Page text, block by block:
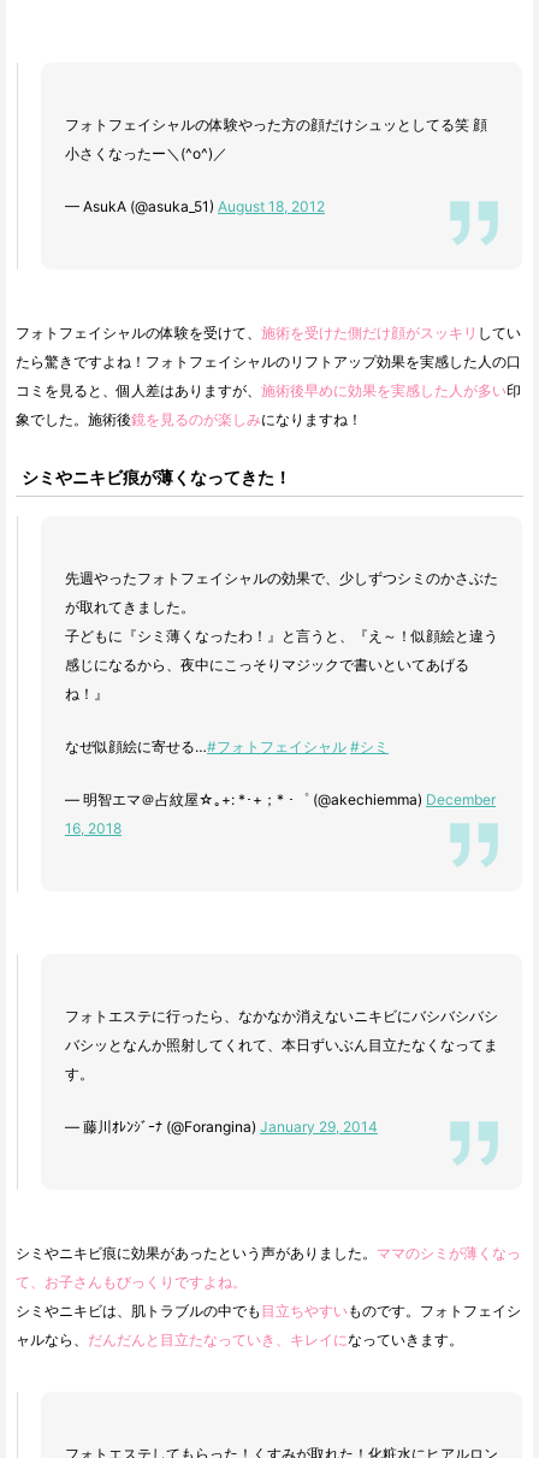
フォトフェイシャルの体験やった方の顔だけシュッとしてる笑 顔
小さくなったー＼(^o^)／
— AsukA (@asuka_51) August 18, 2012
フォトフェイシャルの体験を受けて、 施術を受けた側だけ顔がスッキリ してい
たら驚きですよね！フォトフェイシャルのリフトアップ効果を実感した人の口
コミを見ると、個人差はありますが、 施術後早めに効果を実感した人が多い印
象でした。施術後鏡を見るのが楽しみになりますね！
シミやニキビ痕が薄くなってきた！
先週やったフォトフェイシャルの効果で、少しずつシミのかさぶた
が取れてきました。
子どもに『シミ薄くなったわ！』と言うと、『え～！似顔絵と違う
感じになるから、夜中にこっそりマジックで書いといてあげる
ね！』
なぜ似顔絵に寄せる…#フォトフェイシャル #シミ
— 明智エマ＠占紋屋☆｡+: *･+；* ･゜ (@akechiemma) December
16, 2018
フォトエステに行ったら、なかなか消えないニキビにバシバシバシ
バシッとなんか照射してくれて、本日ずいぶん目立たなくなってま
す。
— 藤川ｵﾚﾝｼﾞｰﾅ (@Forangina) January 29, 2014
シミやニキビ痕に効果があったという声がありました。 ママのシミが薄くなっ
て、お子さんもびっくりですよね。
シミやニキビは、肌トラブルの中でも 目立ちやすいものです。フォトフェイシ
ャルなら、 だんだんと目立たなっていき、キレイになっていきます。
フォトエステしてもらった！くすみが取れた！化粧水にヒアルロン